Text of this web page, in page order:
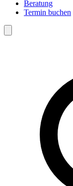
Beratung
Termin buchen